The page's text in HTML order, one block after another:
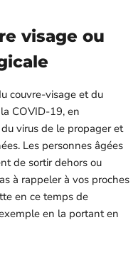
visage ou
couvre-visage et du
COVID-19, en
virus de le propager et
Les personnes âgées
de sortir dehors ou
à rappeler à vos proches
en ce temps de
en la portant en